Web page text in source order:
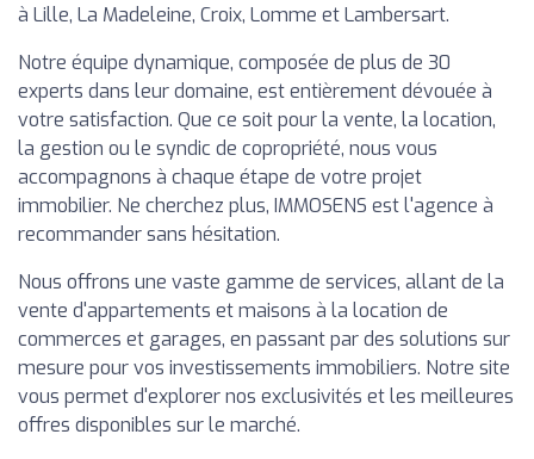
à Lille, La Madeleine, Croix, Lomme et Lambersart.
Notre équipe dynamique, composée de plus de 30
experts dans leur domaine, est entièrement dévouée à
votre satisfaction. Que ce soit pour la vente, la location,
la gestion ou le syndic de copropriété, nous vous
accompagnons à chaque étape de votre projet
immobilier. Ne cherchez plus, IMMOSENS est l'agence à
recommander sans hésitation.
Nous offrons une vaste gamme de services, allant de la
vente d'appartements et maisons à la location de
commerces et garages, en passant par des solutions sur
mesure pour vos investissements immobiliers. Notre site
vous permet d'explorer nos exclusivités et les meilleures
offres disponibles sur le marché.